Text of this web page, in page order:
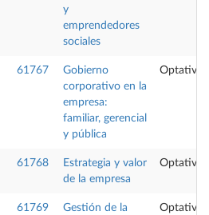
y
emprendedores
sociales
61767
Gobierno
corporativo en la
empresa:
familiar, gerencial
y pública
Optativa
61768
Estrategia y valor
de la empresa
Optativa
61769
Gestión de la
Optativa